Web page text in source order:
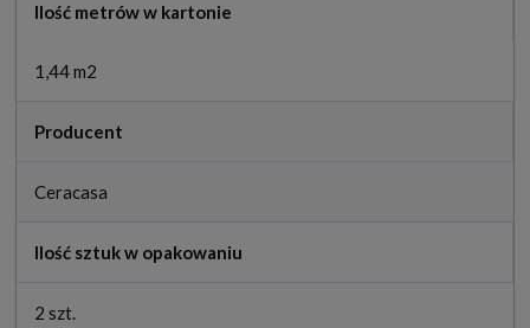
Ilość metrów w kartonie
1,44 m2
Producent
Ceracasa
Ilość sztuk w opakowaniu
2 szt.